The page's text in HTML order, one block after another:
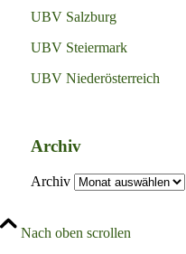
UBV Salzburg
UBV Steiermark
UBV Niederösterreich
Archiv
Archiv
Nach oben scrollen